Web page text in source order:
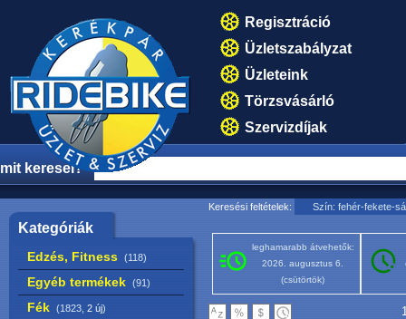
Regisztráció
Üzletszabályzat
Üzleteink
Törzsvásárló
Szervizdíjak
mit keresel?
Kategóriák
Edzés, Fitness (118)
Egyéb termékek (91)
Fék (1823, 2 új)
Keresési feltételek: Szín: fehér-fekete-
leghamarabb átvehetők:
2026. augusztus 6.
(csütörtök)